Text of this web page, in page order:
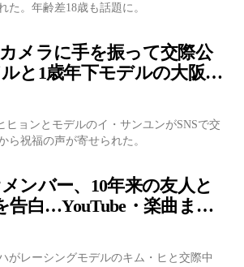
た。年齢差18歳も話題に。
カメラに手を振って交際公
と1歳年下モデルの大阪デ
ヒョンとモデルのイ・サンユンがSNSで交
ら祝福の声が寄せられた。
ンバー、10年来の友人と
告白…YouTube・楽曲まで
がレーシングモデルのキム・ヒと交際中